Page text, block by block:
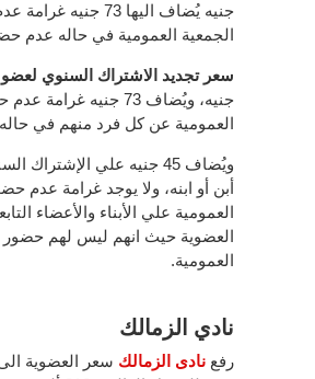
جنيه يُضاف اليها 73 جنيه
الجمعية العمومية في حاله عدم
سعر تجديد الاشتراك السنوي
جنيه، ويُضاف 73 جنيه
العمومية عن كل فرد منهم في
ويُضاف 45 جنيه علي
أبن أو ابنه، ولا يوجد غرامة عدم
العمومية علي الأبناء والأعضاء
العضوية حيث انهم ليس لهم حضور
العمومية.
نادي الزمالك
رفع نادى الزمالك